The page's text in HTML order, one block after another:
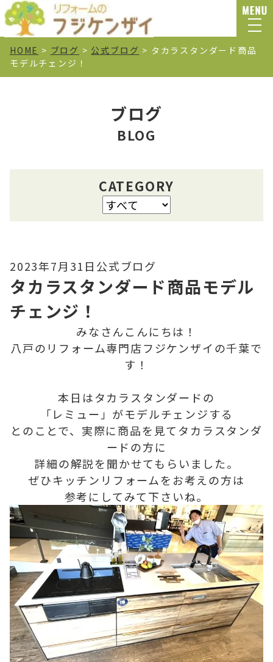
HOME > ブログ > 公式ブログ > タカラスタンダード商品
モデルチェンジ！
ブログ
BLOG
CATEGORY
2023年7月31日 公式ブログ
タカラスタンダード商品モデル
チェンジ！
みなさんこんにちは！
八戸のリフォーム専門店フジケンザイの千葉で
す！
本日はタカラスタンダードの
「レミュー」がモデルチェンジする
とのことで、実際に商品を見てタカラスタンダ
ードの方に
詳細の解説を聞かせてもらいました。
ぜひキッチンリフォームをお考えの方は
参考にしてみて下さいね。